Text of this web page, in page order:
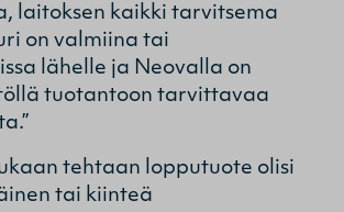
laitoksen kaikki tarvitsema
on valmiina tai
lähelle ja Neovalla on
tuotantoon tarvittavaa
tehtaan lopputuote olisi
tai kiinteä